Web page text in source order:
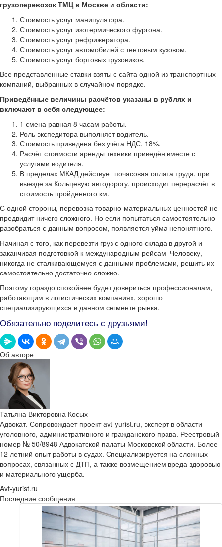
грузоперевозок ТМЦ в Москве и области:
Стоимость услуг манипулятора.
Стоимость услуг изотермического фургона.
Стоимость услуг рефрижератора.
Стоимость услуг автомобилей с тентовым кузовом.
Стоимость услуг бортовых грузовиков.
Все представленные ставки взяты с сайта одной из транспортных
компаний, выбранных в случайном порядке.
Приведённые величины расчётов указаны в рублях и
включают в себя следующее:
1 смена равная 8 часам работы.
Роль экспедитора выполняет водитель.
Стоимость приведена без учёта НДС, 18%.
Расчёт стоимости аренды техники приведён вместе с
услугами водителя.
В пределах МКАД действует почасовая оплата труда, при
выезде за Кольцевую автодорогу, происходит перерасчёт в
стоимость пройденного км.
С одной стороны, перевозка товарно-материальных ценностей не
предвидит ничего сложного. Но если попытаться самостоятельно
разобраться с данным вопросом, появляется уйма непонятного.
Начиная с того, как перевезти груз с одного склада в другой и
заканчивая подготовкой к международным рейсам. Человеку,
никогда не сталкивающемуся с данными проблемами, решить их
самостоятельно достаточно сложно.
Поэтому гораздо спокойнее будет довериться профессионалам,
работающим в логистических компаниях, хорошо
специализирующихся в данном сегменте рынка.
Обязательно поделитесь с друзьями!
Об авторе
Татьяна Викторовна Косых
Адвокат. Сопровождает проект avt-yurist.ru, эксперт в области
уголовного, административного и гражданского права. Реестровый
номер № 50/8948 Адвокатской палаты Московской области. Более
12 летний опыт работы в судах. Специализируется на сложных
вопросах, связанных с ДТП, а также возмещением вреда здоровью
и материального ущерба.
Avt-yurist.ru
Последние сообщения